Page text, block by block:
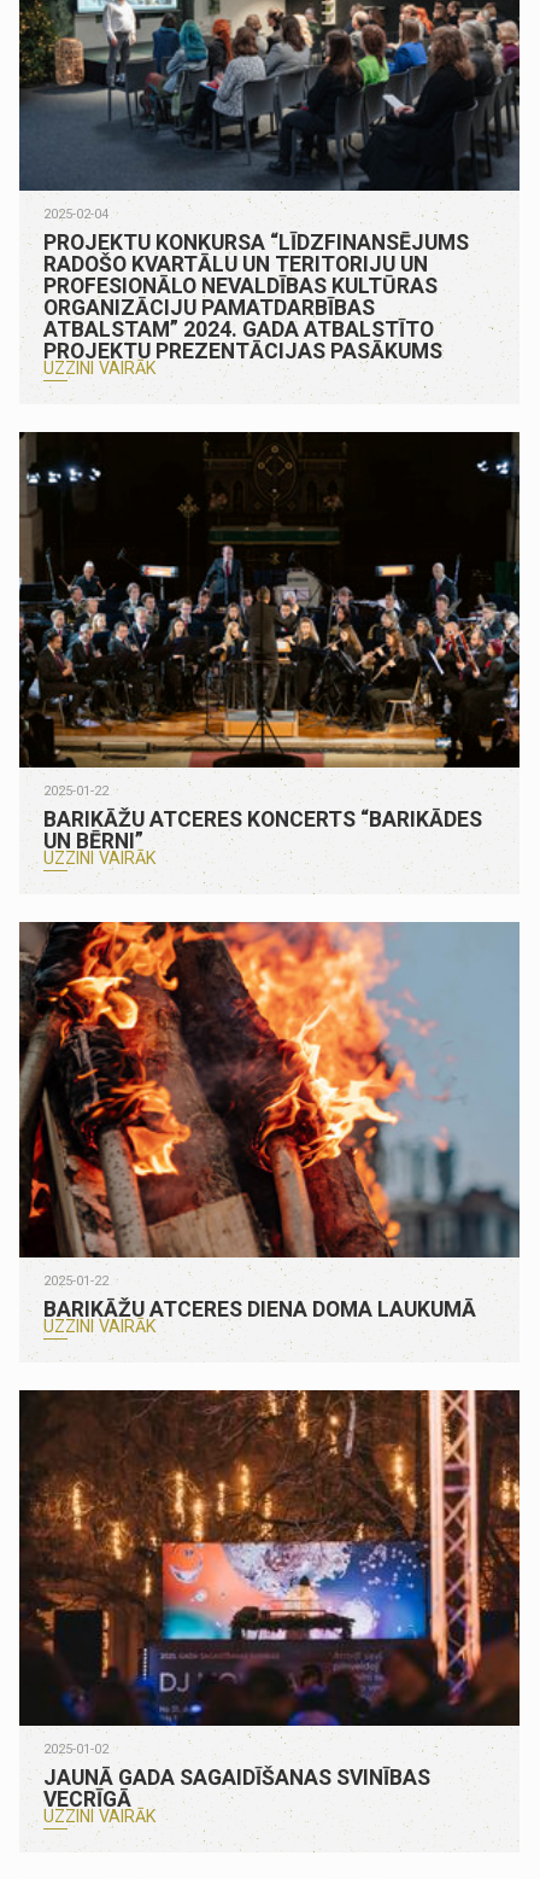
2025-02-04
PROJEKTU KONKURSA “LĪDZFINANSĒJUMS
RADOŠO KVARTĀLU UN TERITORIJU UN
PROFESIONĀLO NEVALDĪBAS KULTŪRAS
ORGANIZĀCIJU PAMATDARBĪBAS
ATBALSTAM” 2024. GADA ATBALSTĪTO
PROJEKTU PREZENTĀCIJAS PASĀKUMS
UZZINI VAIRĀK
2025-01-22
BARIKĀŽU ATCERES KONCERTS “BARIKĀDES
UN BĒRNI”
UZZINI VAIRĀK
2025-01-22
BARIKĀŽU ATCERES DIENA DOMA LAUKUMĀ
UZZINI VAIRĀK
2025-01-02
JAUNĀ GADA SAGAIDĪŠANAS SVINĪBAS
VECRĪGĀ
UZZINI VAIRĀK